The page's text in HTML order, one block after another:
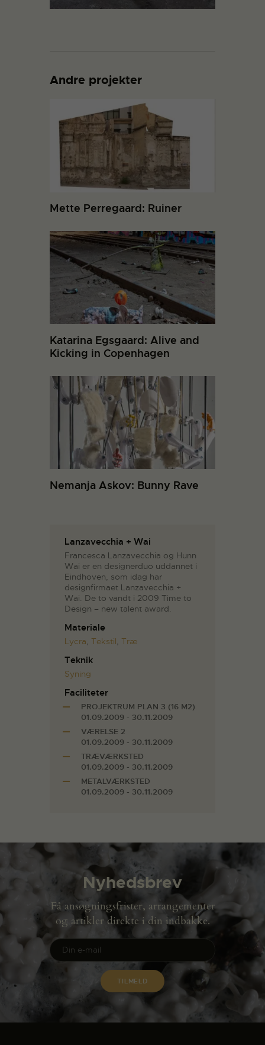
Andre projekter
Mette Perregaard: Ruiner
Katarina Egsgaard: Alive and
Kicking in Copenhagen
Nemanja Askov: Bunny Rave
Lanzavecchia + Wai
Francesca Lanzavecchia og Hunn
Wai er en designerduo uddannet i
Eindhoven, som idag har
designfirmaet Lanzavecchia +
Wai. De to vandt i 2009 Time to
Design – new talent award.
Materiale
Lycra, Tekstil, Træ
Teknik
Syning
Faciliteter
PROJEKTRUM PLAN 3 (16 M2)
01.09.2009 - 30.11.2009
VÆRELSE 2
01.09.2009 - 30.11.2009
TRÆVÆRKSTED
01.09.2009 - 30.11.2009
METALVÆRKSTED
01.09.2009 - 30.11.2009
Nyhedsbrev
Få ansøgningsfrister, arrangementer
og artikler direkte i din indbakke.